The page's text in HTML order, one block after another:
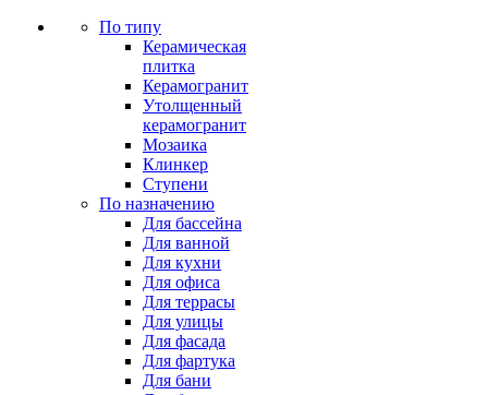
По типу
Керамическая
плитка
Керамогранит
Утолщенный
керамогранит
Мозаика
Клинкер
Ступени
По назначению
Для бассейна
Для ванной
Для кухни
Для офиса
Для террасы
Для улицы
Для фасада
Для фартука
Для бани